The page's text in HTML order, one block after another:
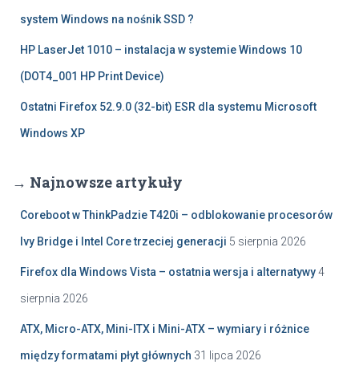
system Windows na nośnik SSD ?
HP LaserJet 1010 – instalacja w systemie Windows 10
(DOT4_001 HP Print Device)
Ostatni Firefox 52.9.0 (32-bit) ESR dla systemu Microsoft
Windows XP
→ Najnowsze artykuły
Coreboot w ThinkPadzie T420i – odblokowanie procesorów
Ivy Bridge i Intel Core trzeciej generacji 5 sierpnia 2026
Firefox dla Windows Vista – ostatnia wersja i alternatywy4
sierpnia 2026
ATX, Micro-ATX, Mini-ITX i Mini-ATX – wymiary i różnice
między formatami płyt głównych 31 lipca 2026